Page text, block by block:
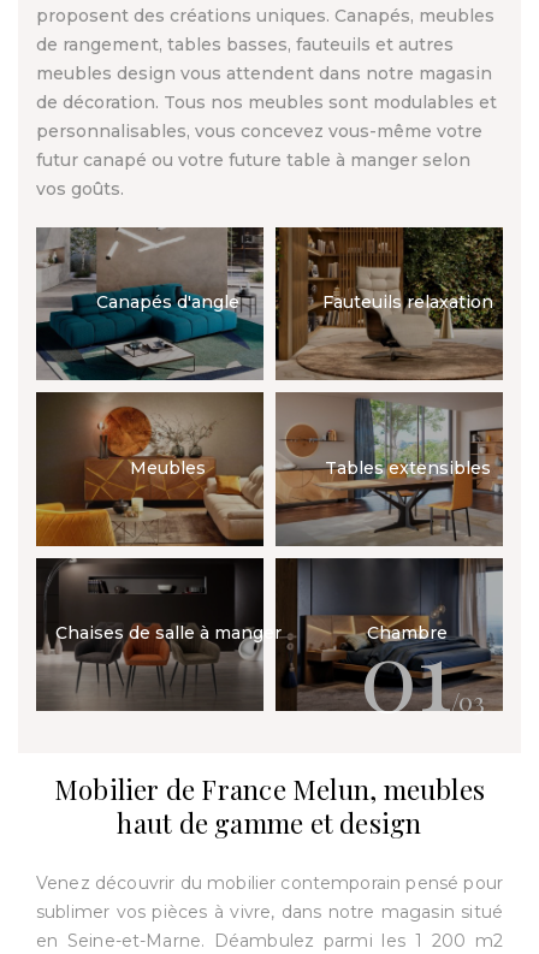
proposent des créations uniques. Canapés, meubles
de rangement, tables basses, fauteuils et autres
meubles design vous attendent dans notre magasin
de décoration. Tous nos meubles sont modulables et
personnalisables, vous concevez vous-même votre
futur canapé ou votre future table à manger selon
vos goûts.
Canapés d'angle Fauteuils relaxation
Meubles Tables extensibles
Chaises de salle à manger Chambre
Mobilier de France Melun, meubles
haut de gamme et design
Venez découvrir du mobilier contemporain pensé pour
sublimer vos pièces à vivre, dans notre magasin situé
en Seine-et-Marne. Déambulez parmi les 1 200 m2
01/03